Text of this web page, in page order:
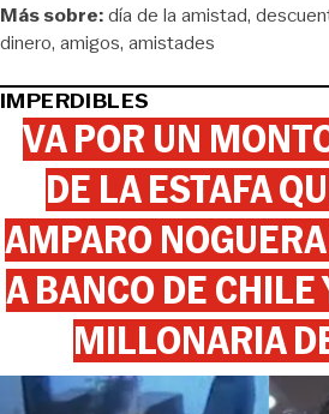
Más sobre:día de la amistad
dinero amigos amistades
IMPERDIBLES
VA POR UN
DE LA ESTAFA
AMPARO
A BANCO DE CHILE
MILLONARIA